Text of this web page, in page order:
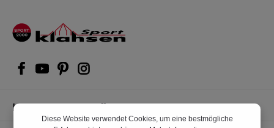
Kompetente Kaufberatung
Diese Website verwendet Cookies, um eine bestmögliche